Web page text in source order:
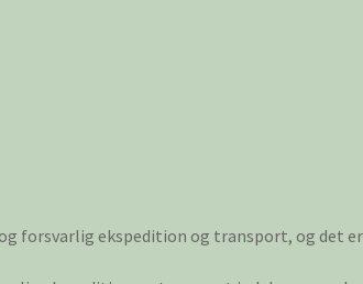
forsvarlig ekspedition og transport, og det